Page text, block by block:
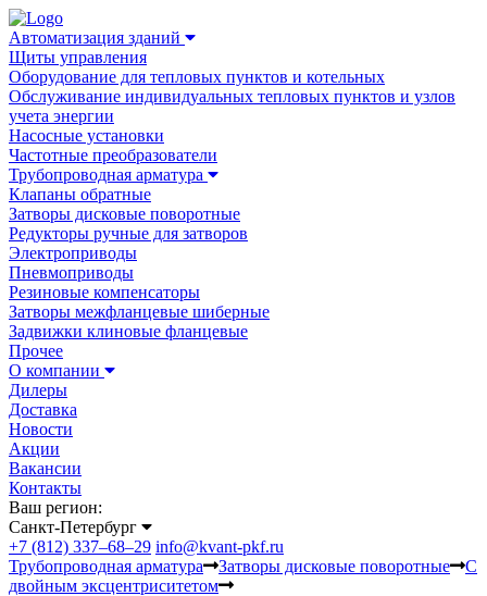
Автоматизация зданий
Щиты управления
Оборудование для тепловых пунктов и котельных
Обслуживание индивидуальных тепловых пунктов и узлов
учета энергии
Насосные установки
Частотные преобразователи
Трубопроводная арматура
Клапаны обратные
Затворы дисковые поворотные
Редукторы ручные для затворов
Электроприводы
Пневмоприводы
Резиновые компенсаторы
Затворы межфланцевые шиберные
Задвижки клиновые фланцевые
Прочее
О компании
Дилеры
Доставка
Новости
Акции
Вакансии
Контакты
Ваш регион:
Санкт-Петербург
+7 (812) 337–68–29 info@kvant-pkf.ru
Трубопроводная арматура
Затворы дисковые поворотные
С
двойным эксцентриситетом